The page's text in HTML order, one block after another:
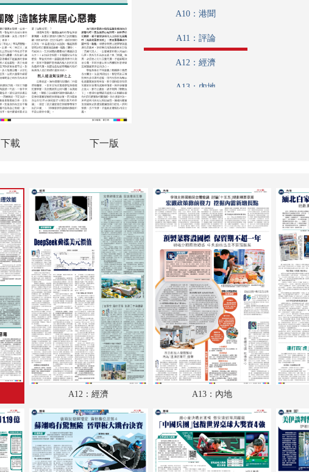
下載 下一版
A10：港聞
A11：評論
A12：經濟
A13：內地
A18：體育
A19：國際
A20：國際
B1：體育
B2：文化
B3：經濟
B4：副刊
A12：經濟 A13：內地